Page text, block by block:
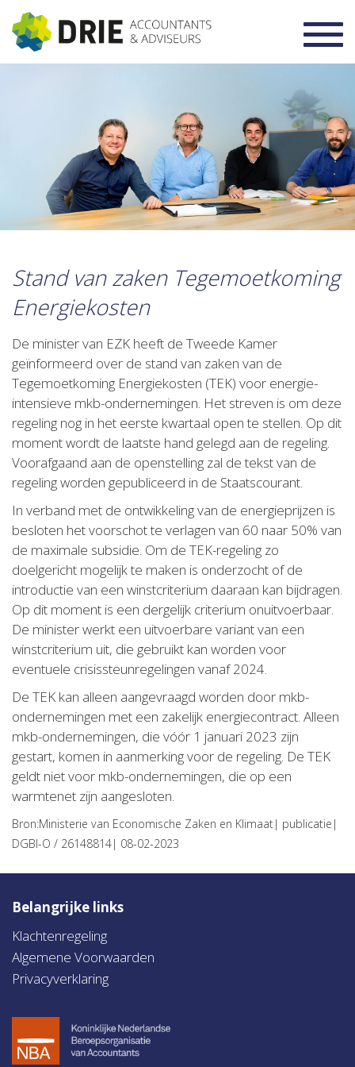
Stand van zaken Tegemoetkoming
Energiekosten
De minister van EZK heeft de Tweede Kamer
geïnformeerd over de stand van zaken van de
Tegemoetkoming Energiekosten (TEK) voor energie-
intensieve mkb-ondernemingen. Het streven is om deze
regeling nog in het eerste kwartaal open te stellen. Op dit
moment wordt de laatste hand gelegd aan de regeling.
Voorafgaand aan de openstelling zal de tekst van de
regeling worden gepubliceerd in de Staatscourant.
In verband met de ontwikkeling van de energieprijzen is
besloten het voorschot te verlagen van 60 naar 50% van
de maximale subsidie. Om de TEK-regeling zo
doelgericht mogelijk te maken is onderzocht of de
introductie van een winstcriterium daaraan kan bijdragen.
Op dit moment is een dergelijk criterium onuitvoerbaar.
De minister werkt een uitvoerbare variant van een
winstcriterium uit, die gebruikt kan worden voor
eventuele crisissteunregelingen vanaf 2024.
De TEK kan alleen aangevraagd worden door mkb-
ondernemingen met een zakelijk energiecontract. Alleen
mkb-ondernemingen, die vóór 1 januari 2023 zijn
gestart, komen in aanmerking voor de regeling. De TEK
geldt niet voor mkb-ondernemingen, die op een
warmtenet zijn aangesloten.
Bron:Ministerie van Economische Zaken en Klimaat| publicatie|
DGBI-O / 26148814| 08-02-2023
Belangrijke links
Klachtenregeling
Algemene Voorwaarden
Privacyverklaring